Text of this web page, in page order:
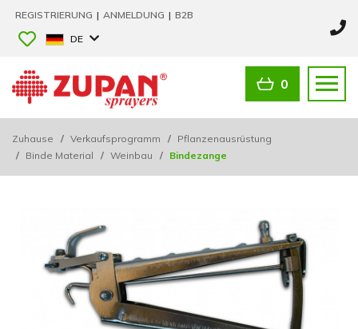
REGISTRIERUNG | ANMELDUNG | B2B
DE
0
Zuhause / Verkaufsprogramm / Pflanzenausrüstung
/ Binde Material / Weinbau / Bindezange